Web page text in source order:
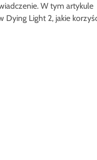
W tym artykule
Dying Light 2, jakie